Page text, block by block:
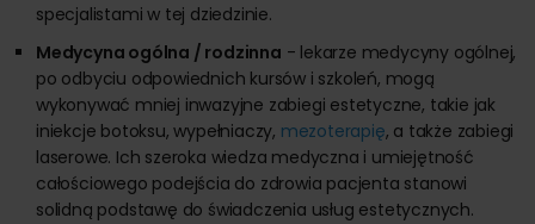
specjalistami w tej dziedzinie.
Medycyna ogólna / rodzinna - lekarze medycyny ogólnej,
po odbyciu odpowiednich kursów i szkoleń, mogą
wykonywać mniej inwazyjne zabiegi estetyczne, takie jak
iniekcje botoksu, wypełniaczy, mezoterapię, a także zabiegi
laserowe. Ich szeroka wiedza medyczna i umiejętność
całościowego podejścia do zdrowia pacjenta stanowi
solidną podstawę do świadczenia usług estetycznych.